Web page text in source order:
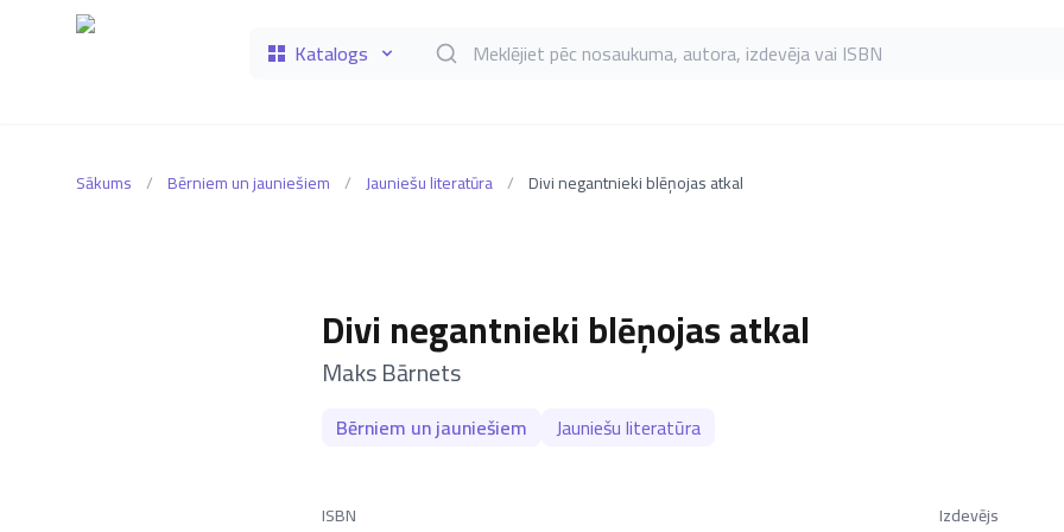
Katalogs Meklēt grāmatas pēc nosaukuma, autora, izdevēja vai ISBN
Sākums / Bērniem un jauniešiem / Jauniešu literatūra / Divi negantnieki blēņojas atkal
Divi negantnieki blēņojas atkal
–
Maks Bārnets
Bērniem un jauniešiem Jauniešu literatūra
ISBN Izdevējs